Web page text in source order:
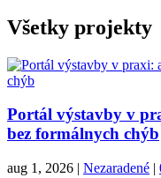
Všetky projekty
Portál výstavby v
bez formálnych chýb
aug 1, 2026 | Nezaradené |